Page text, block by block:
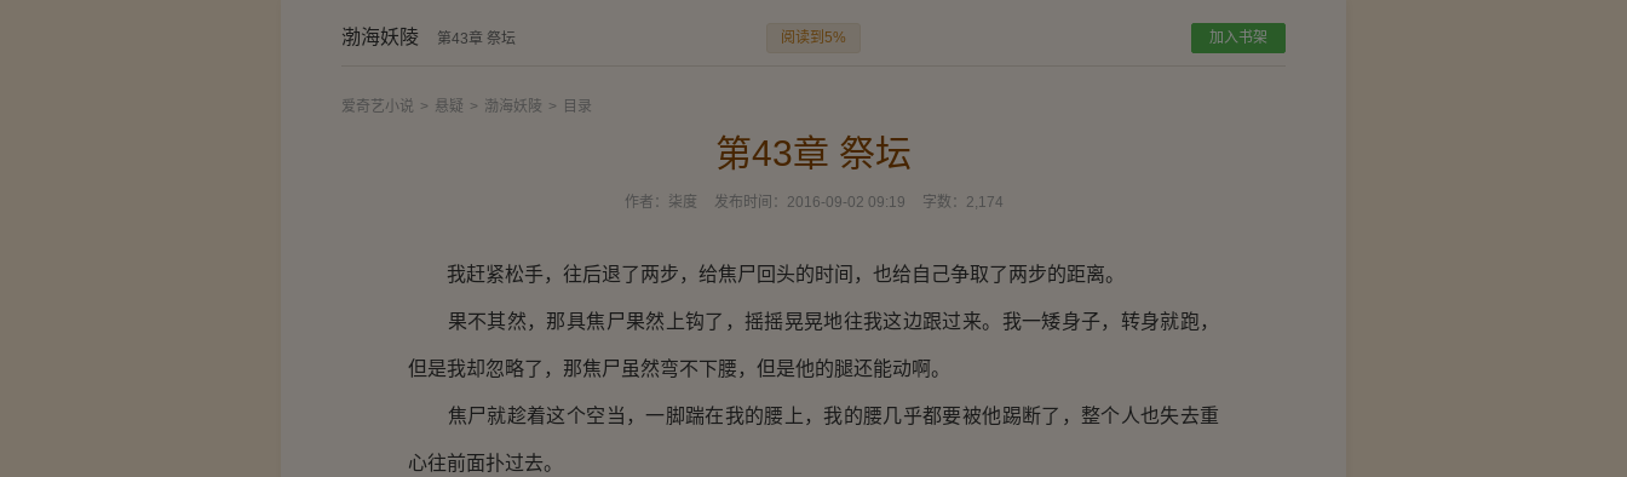
渤海妖陵 第43章 祭坛 阅读到5% 加入书架
爱奇艺小说 > 悬疑 > 渤海妖陵 > 目录
第43章 祭坛
作者： 柒度 发布时间： 2016-09-02 09:19 字数： 2,174
我赶紧松手，往后退了两步，给焦尸回头的时间，也给自己争取了两步的距离。
果不其然，那具焦尸果然上钩了，摇摇晃晃地往我这边跟过来。我一矮身子，转身就跑，
但是我却忽略了，那焦尸虽然弯不下腰，但是他的腿还能动啊。
焦尸就趁着这个空当，一脚踹在我的腰上，我的腰几乎都要被他踢断了，整个人也失去重
心往前面扑过去。